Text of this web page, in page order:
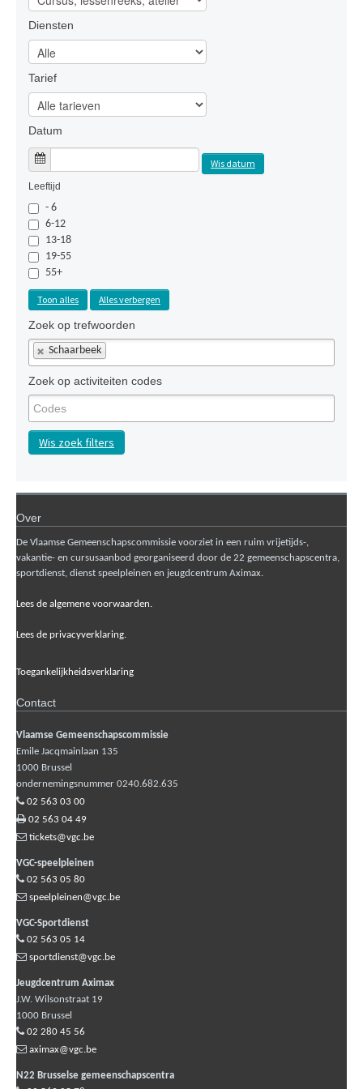
Diensten
Tarief
Datum
Wis datum
Leeftijd
- 6
6-12
13-18
19-55
55+
Toon alles Alles verbergen
Zoek op trefwoorden
Schaarbeek
Zoek op activiteiten codes
Wis zoek filters
Over
De Vlaamse Gemeenschapscommissie voorziet in een ruim vrijetijds-,
vakantie- en cursusaanbod georganiseerd door de 22 gemeenschapscentra,
sportdienst, dienst speelpleinen en jeugdcentrum Aximax.
Lees de algemene voorwaarden.
Lees de privacyverklaring.
Toegankelijkheidsverklaring
Contact
Vlaamse Gemeenschapscommissie
Emile Jacqmainlaan 135
1000 Brussel
ondernemingsnummer 0240.682.635
02 563 03 00
02 563 04 49
tickets@vgc.be
VGC-speelpleinen
02 563 05 80
speelpleinen@vgc.be
VGC-Sportdienst
02 563 05 14
sportdienst@vgc.be
Jeugdcentrum Aximax
J.W. Wilsonstraat 19
1000 Brussel
02 280 45 56
aximax@vgc.be
N22 Brusselse gemeenschapscentra